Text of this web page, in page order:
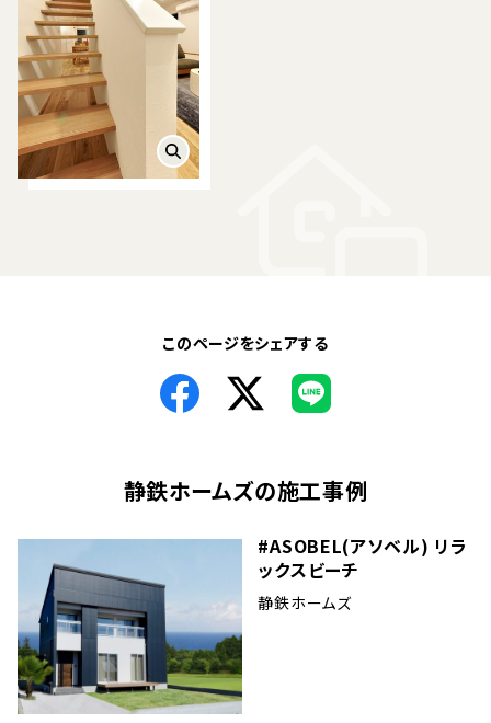
このページをシェアする
静鉄ホームズの施工事例
#ASOBEL(アソベル) リラ
ックスビーチ
静鉄ホームズ